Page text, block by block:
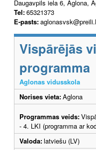
Daugavpils iela 6, Aglona,
Tel:65321373
E-pasts:
Vispārējās
programma
Aglonas vidusskola
Norises vieta:Aglona
Programmas veids:
- 4. LKI (programma ar
Valoda:latviešu (LV)